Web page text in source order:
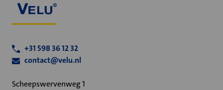
+31 598 36 12 32
contact@velu.nl
Scheepswervenweg 1